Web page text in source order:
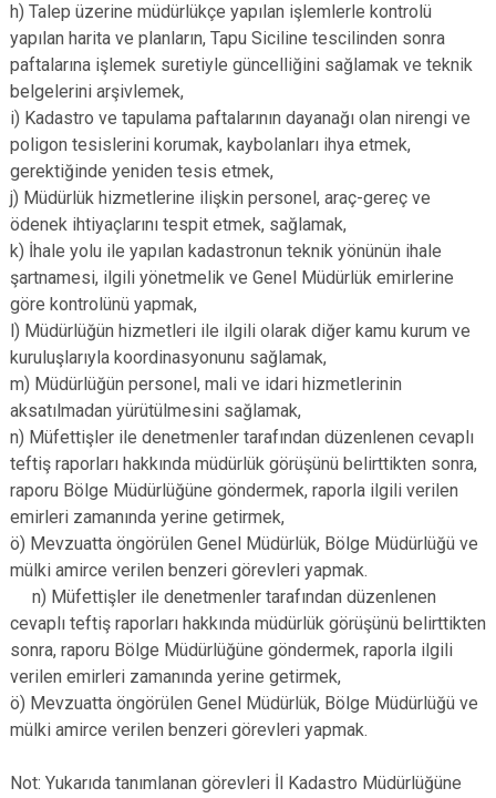
h) Talep üzerine müdürlükçe yapılan işlemlerle kontrolü
yapılan harita ve planların, Tapu Siciline tescilinden sonra
paftalarına işlemek suretiyle güncelliğini sağlamak ve teknik
belgelerini arşivlemek,
i) Kadastro ve tapulama paftalarının dayanağı olan nirengi ve
poligon tesislerini korumak, kaybolanları ihya etmek,
gerektiğinde yeniden tesis etmek,
j) Müdürlük hizmetlerine ilişkin personel, araç-gereç ve
ödenek ihtiyaçlarını tespit etmek, sağlamak,
k) İhale yolu ile yapılan kadastronun teknik yönünün ihale
şartnamesi, ilgili yönetmelik ve Genel Müdürlük emirlerine
göre kontrolünü yapmak,
l) Müdürlüğün hizmetleri ile ilgili olarak diğer kamu kurum ve
kuruluşlarıyla koordinasyonunu sağlamak,
m) Müdürlüğün personel, mali ve idari hizmetlerinin
aksatılmadan yürütülmesini sağlamak,
n) Müfettişler ile denetmenler tarafından düzenlenen cevaplı
teftiş raporları hakkında müdürlük görüşünü belirttikten sonra,
raporu Bölge Müdürlüğüne göndermek, raporla ilgili verilen
emirleri zamanında yerine getirmek,
ö) Mevzuatta öngörülen Genel Müdürlük, Bölge Müdürlüğü ve
mülki amirce verilen benzeri görevleri yapmak.
n) Müfettişler ile denetmenler tarafından düzenlenen
cevaplı teftiş raporları hakkında müdürlük görüşünü belirttikten
sonra, raporu Bölge Müdürlüğüne göndermek, raporla ilgili
verilen emirleri zamanında yerine getirmek,
ö) Mevzuatta öngörülen Genel Müdürlük, Bölge Müdürlüğü ve
mülki amirce verilen benzeri görevleri yapmak.
Not: Yukarıda tanımlanan görevleri İl Kadastro Müdürlüğüne